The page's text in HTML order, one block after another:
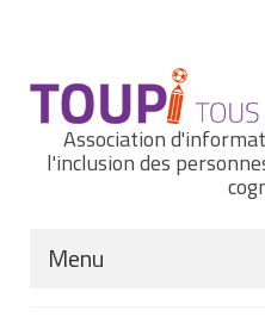
Association
l'inclusion des
Menu